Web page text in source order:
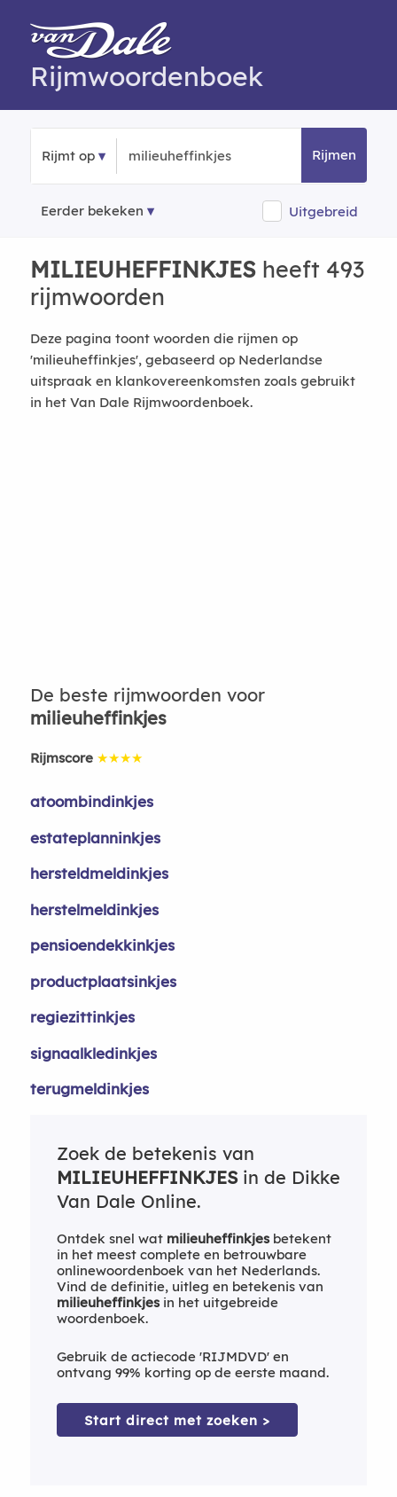
Rijmwoordenboek
Rijmt op Rijmen
Eerder bekeken Uitgebreid
MILIEUHEFFINKJESheeft 493
rijmwoorden
Deze pagina toont woorden die rijmen op
'milieuheffinkjes', gebaseerd op Nederlandse
uitspraak en klankovereenkomsten zoals gebruikt
in het Van Dale Rijmwoordenboek.
De beste rijmwoorden voor
milieuheffinkjes
Rijmscore ★★★★
atoombindinkjes
estateplanninkjes
hersteldmeldinkjes
herstelmeldinkjes
pensioendekkinkjes
productplaatsinkjes
regiezittinkjes
signaalkledinkjes
terugmeldinkjes
Zoek de betekenis van
MILIEUHEFFINKJESin de Dikke
Van Dale Online.
Ontdek snel wat milieuheffinkjesbetekent
in het meest complete en betrouwbare
onlinewoordenboek van het Nederlands.
Vind de definitie, uitleg en betekenis van
milieuheffinkjesin het uitgebreide
woordenboek.
Gebruik de actiecode 'RIJMDVD' en
ontvang 99% korting op de eerste maand.
Start direct met zoeken >